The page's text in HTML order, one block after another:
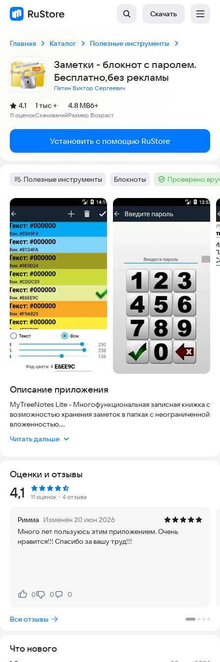
Скачать
Главная Каталог Полезные инструменты
Заметки - блокнот с паролем.
Бесплатно,без рекламы
Петин Виктор Сергеевич
Рейтинг:
4,1
(
11 оценок
)
Скачиваний
1 тыс +
Размер
4.8 MB
Возраст
6+
Установить с помощью RuStore
Категория:
Полезные инструменты Тег:
Блокноты Тег :Проверено
Скриншоты
Описание приложения
MyTreeNotes Lite - Многофункциональная записная книжка с
возможностью хранения заметок в папках с неограниченной
вложенностью.
Программа бесплатная, без рекламы, на русском языке,
"MyTreeNotes Lite" - это облегченная версия программы
"MyTreeNotes", в которой нет части функционала с
доступами к устройству и без доступа в интернет.
Возможности:
• В любой заметке, на любом уровне, можно создавать новые
папки или превращать заметки в папки и добавлять новую
камеры или выбрать иконку из большого количество
встроенных тематических иконок. Иконку можно
• Данные можно защитить паролем.
• Из заметки можно набрать телефонный номер, отправить
Читать дальше
Оценки и отзывы
Рейтинг:
4,1 11 оценок ・4 отзыва
Римма Изменён 20 июн 2026
Много лет пользуюсь этим приложением. Очень
нравится!!! Спасибо за вашу труд!!!
Нравится:
0Не нравится:
0 0
Все отзывы
Что нового